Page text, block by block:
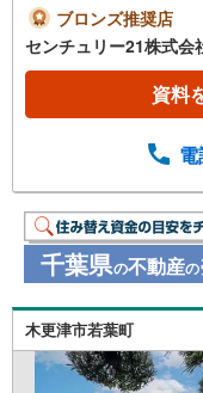
戸13帖の多目
ツアー開催中
せ）《コース
（30分～）
内覧コース
無料】お日に
す！
ブロンズ推奨店
センチュリー21株式会
資料
千葉県の不動産の
木更津市若葉町